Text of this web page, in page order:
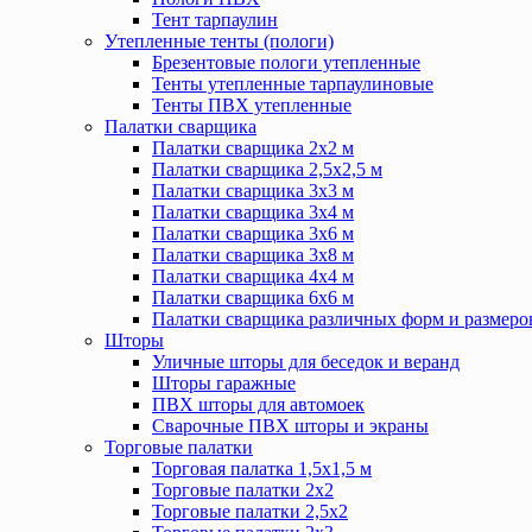
Тент тарпаулин
Утепленные тенты (пологи)
Брезентовые пологи утепленные
Тенты утепленные тарпаулиновые
Тенты ПВХ утепленные
Палатки сварщика
Палатки сварщика 2х2 м
Палатки сварщика 2,5х2,5 м
Палатки сварщика 3х3 м
Палатки сварщика 3х4 м
Палатки сварщика 3х6 м
Палатки сварщика 3х8 м
Палатки сварщика 4х4 м
Палатки сварщика 6х6 м
Палатки сварщика различных форм и
Шторы
Уличные шторы для беседок и веранд
Шторы гаражные
ПВХ шторы для автомоек
Сварочные ПВХ шторы и экраны
Торговые палатки
Торговая палатка 1,5х1,5 м
Торговые палатки 2х2
Торговые палатки 2,5х2